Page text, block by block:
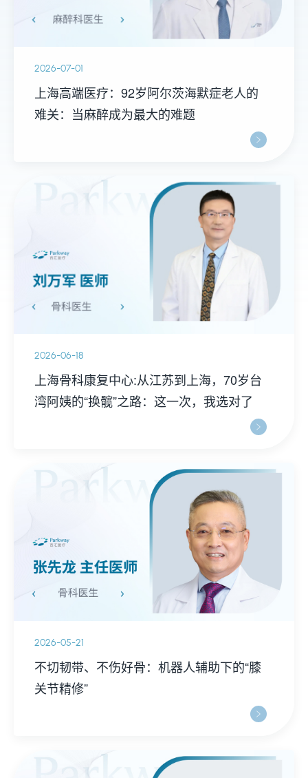
2026-07-01
上海高端医疗：92岁阿尔茨海默症老人的
难关：当麻醉成为最大的难题
2026-06-18
上海骨科康复中心:从江苏到上海，70岁台
湾阿姨的“换髋”之路：这一次，我选对了
2026-05-21
不切韧带、不伤好骨：机器人辅助下的“膝
关节精修”